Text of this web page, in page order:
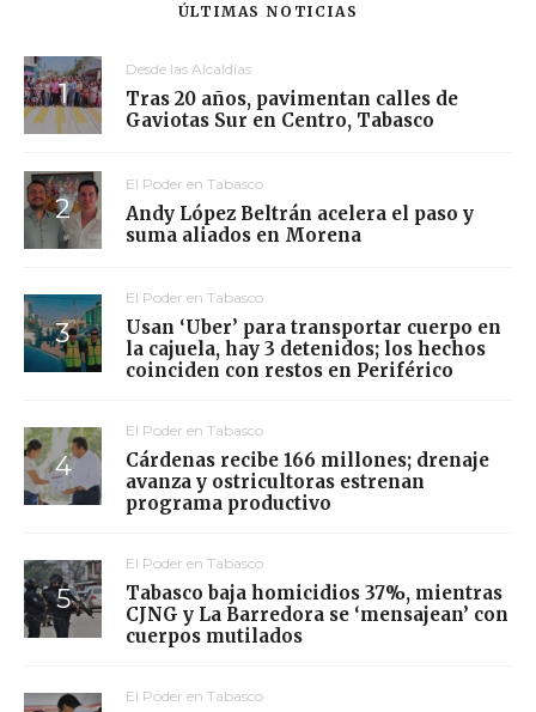
ÚLTIMAS NOTICIAS
Desde las Alcaldías
Tras 20 años, pavimentan calles de
Gaviotas Sur en Centro, Tabasco
El Poder en Tabasco
Andy López Beltrán acelera el paso y
suma aliados en Morena
El Poder en Tabasco
Usan ‘Uber’ para transportar cuerpo en
la cajuela, hay 3 detenidos; los hechos
coinciden con restos en Periférico
El Poder en Tabasco
Cárdenas recibe 166 millones; drenaje
avanza y ostricultoras estrenan
programa productivo
El Poder en Tabasco
Tabasco baja homicidios 37%, mientras
CJNG y La Barredora se ‘mensajean’ con
cuerpos mutilados
El Poder en Tabasco